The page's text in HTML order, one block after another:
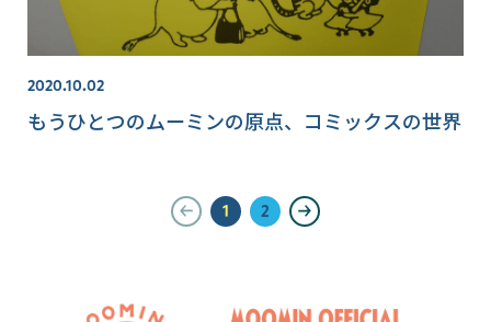
2020.10.02
もうひとつのムーミンの原点、コミックスの世界
1 2